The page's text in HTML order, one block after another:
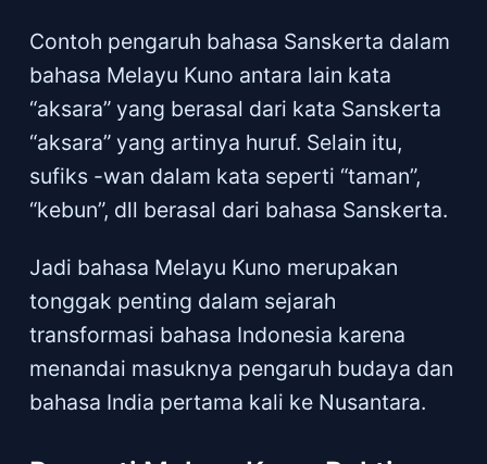
Contoh pengaruh bahasa Sanskerta dalam
bahasa Melayu Kuno antara lain kata
“aksara” yang berasal dari kata Sanskerta
“aksara” yang artinya huruf. Selain itu,
sufiks -wan dalam kata seperti “taman”,
“kebun”, dll berasal dari bahasa Sanskerta.
Jadi bahasa Melayu Kuno merupakan
tonggak penting dalam sejarah
transformasi bahasa Indonesia karena
menandai masuknya pengaruh budaya dan
bahasa India pertama kali ke Nusantara.